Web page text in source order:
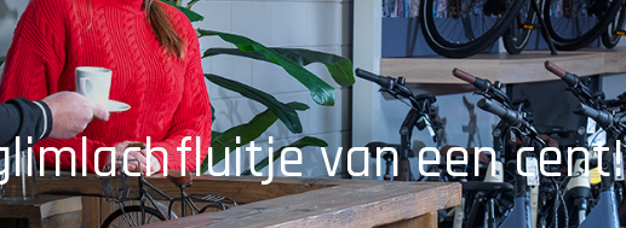
fluitje van een cent!